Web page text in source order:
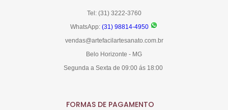
Tel: (31) 3222-3760
WhatsApp: (31) 98814-4950
vendas@artefacilartesanato.com.br
Belo Horizonte - MG
Segunda a Sexta de 09:00 ás 18:00
FORMAS DE PAGAMENTO